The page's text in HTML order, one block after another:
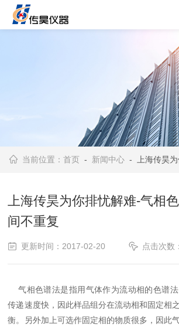
当前位置：首页 - 新闻中心 - 上海传昊为你排忧解
上海传昊为你排忧解难-气相
间不重复
更新时间：2017-02-20 点击次数
气相色谱法是指用气体作为流动相的色谱
传递速度快，因此样品组分在流动相和固定相
衡。另外加上可选作固定相的物质很多，因此